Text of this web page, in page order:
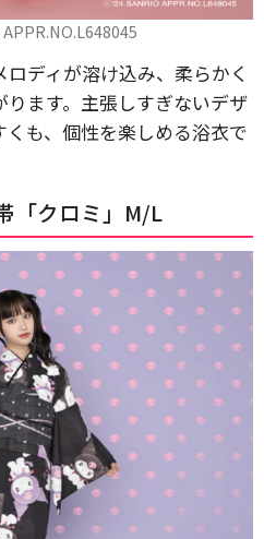
ディが溶け込み、柔らかく
ます。主張しすぎないデザ
も、個性を楽しめる浴衣で
「クロミ」M/L